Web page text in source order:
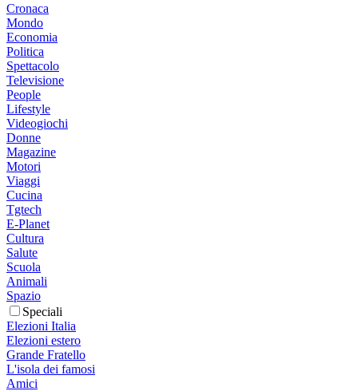
Cronaca
Mondo
Economia
Politica
Spettacolo
Televisione
People
Lifestyle
Videogiochi
Donne
Magazine
Motori
Viaggi
Cucina
Tgtech
E-Planet
Cultura
Salute
Scuola
Animali
Spazio
Speciali
Elezioni Italia
Elezioni estero
Grande Fratello
L'isola dei famosi
Amici